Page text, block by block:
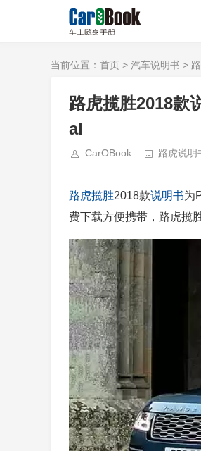
当前位置： 首页 > 汽车说明书 >
路虎揽胜2018款
al
CarOBook 路虎说明
路虎揽胜2018款说明书为
费下载方便携带，路虎揽